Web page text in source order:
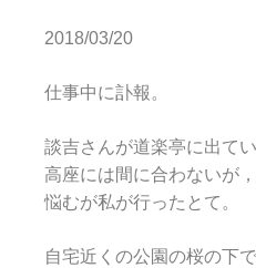
ス
ッ
2018/03/20
仕事中に訃報。
談吉さんが道楽亭に出てい
高座には間に合わないが
悩むが私が行ったとて。
自宅近くの公園の桜の下で